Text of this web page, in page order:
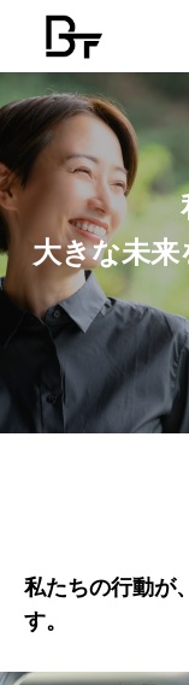
大きな未
私たちの行動が
す。